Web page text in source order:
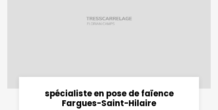
spécialiste en pose de faïence
Fargues-Saint-Hilaire